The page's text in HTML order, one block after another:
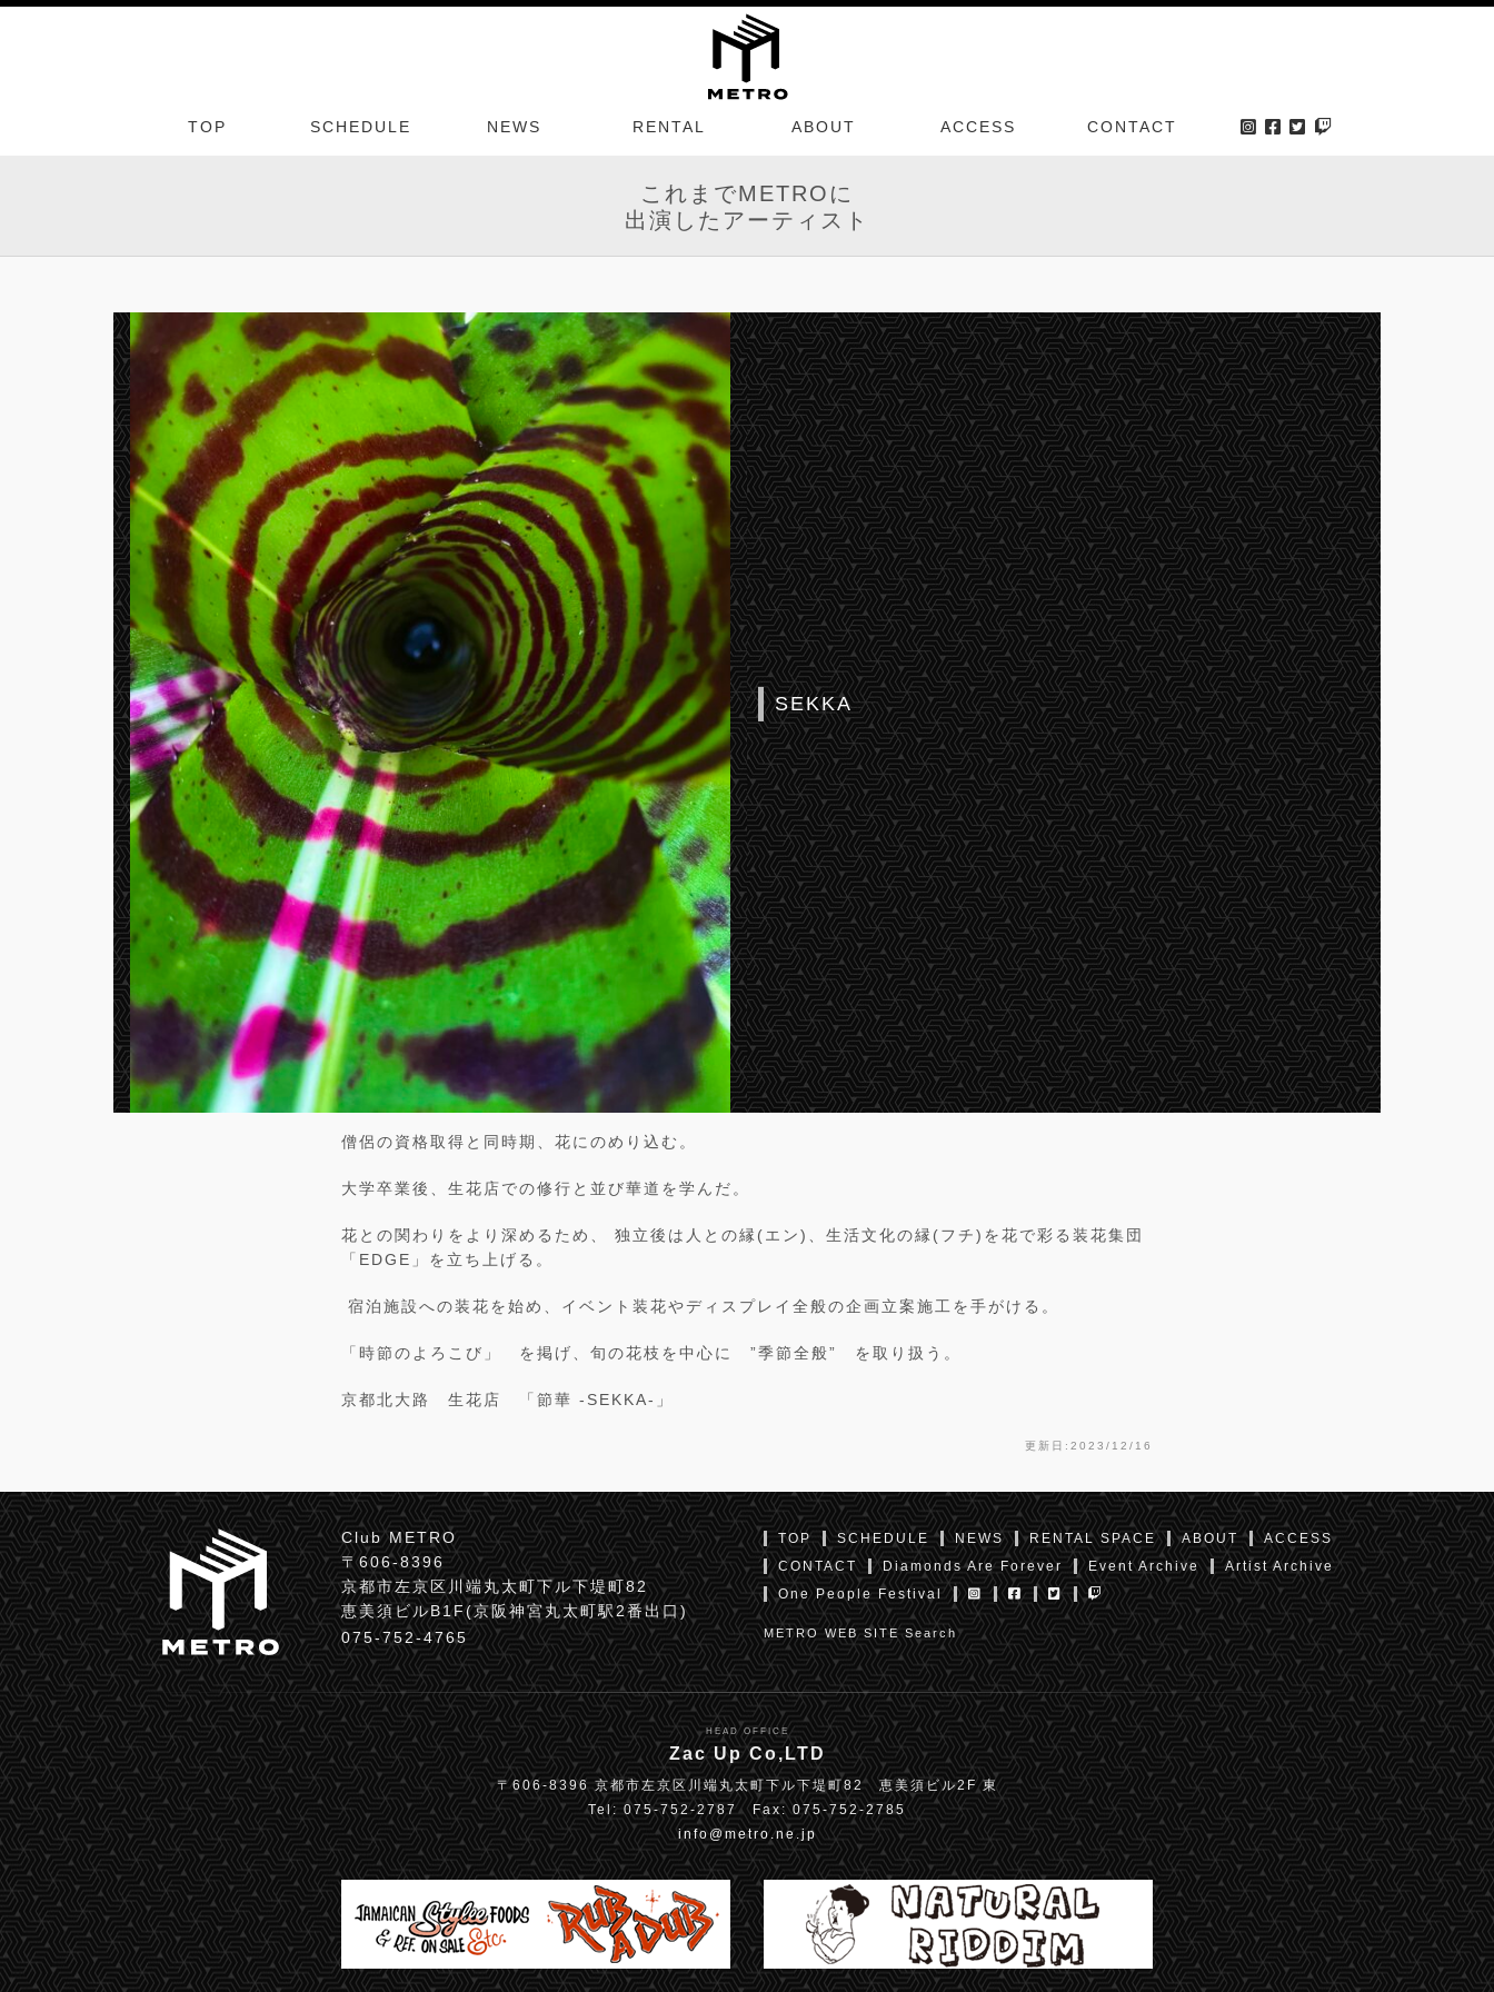
TOP SCHEDULE NEWS RENTAL ABOUT ACCESS CONTACT
これまでMETROに
出演したアーティスト
SEKKA
僧侶の資格取得と同時期、花にのめり込む。
大学卒業後、生花店での修行と並び華道を学んだ。
花との関わりをより深めるため、 独立後は人との縁(エン)、生活文化の縁(フチ)を花で彩る装花集団
「EDGE」を立ち上げる。
宿泊施設への装花を始め、イベント装花やディスプレイ全般の企画立案施工を手がける。
「時節のよろこび」 を掲げ、旬の花枝を中心に ”季節全般” を取り扱う。
京都北大路 生花店 「節華 -SEKKA-」
更新日:2023/12/16
Club METRO
〒606-8396
京都市左京区川端丸太町下ル下堤町82
恵美須ビルB1F(京阪神宮丸太町駅2番出口)
075-752-4765
TOP SCHEDULE NEWS RENTAL SPACE ABOUT
ACCESS
CONTACT
Diamonds Are Forever Event Archive
Artist Archive
One People Festival
METRO WEB SITE Search
HEAD OFFICE
Zac Up Co,LTD
〒606-8396 京都市左京区川端丸太町下ル下堤町82 恵美須ビル2F 東
Tel: 075-752-2787 Fax: 075-752-2785
info@metro.ne.jp